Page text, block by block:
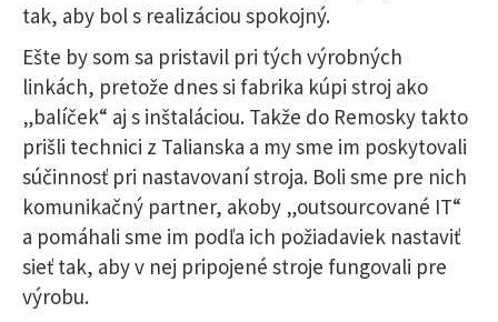
tak, aby bol s realizáciou spokojný.
Ešte by som sa pristavil pri tých výrobných
linkách, pretože dnes si fabrika kúpi stroj ako
„balíček“ aj s inštaláciou. Takže do Remosky takto
prišli technici z Talianska a my sme im poskytovali
súčinnosť pri nastavovaní stroja. Boli sme pre nich
komunikačný partner, akoby „outsourcované IT“
a pomáhali sme im podľa ich požiadaviek nastaviť
sieť tak, aby v nej pripojené stroje fungovali pre
výrobu.